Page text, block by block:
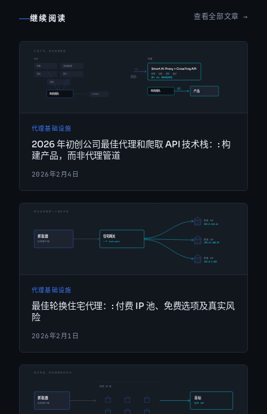
继续阅读 查看全部文章 →
代理基础设施
2026 年初创公司最佳代理和爬取 API 技术栈：: 构
建产品，而非代理管道
2026年2月4日
代理基础设施
最佳轮换住宅代理：: 付费 IP 池、免费选项及真实风
险
2026年2月1日